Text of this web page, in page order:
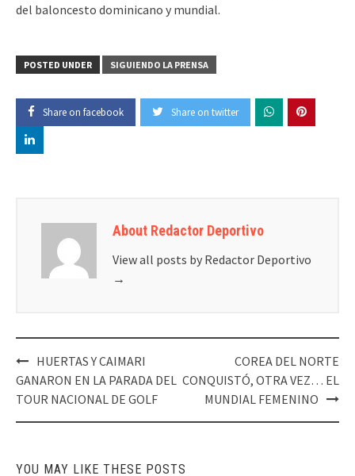
del baloncesto dominicano y mundial.
POSTED UNDER SIGUIENDO LA PRENSA
Share on facebook Share on twitter
About Redactor Deportivo
View all posts by Redactor Deportivo
→
Post
navigation
HUERTAS Y CAIMARI
GANARON EN LA PARADA DEL
TOUR NACIONAL DE GOLF
COREA DEL NORTE
CONQUISTÓ, OTRA VEZ… EL
MUNDIAL FEMENINO
YOU MAY LIKE THESE POSTS